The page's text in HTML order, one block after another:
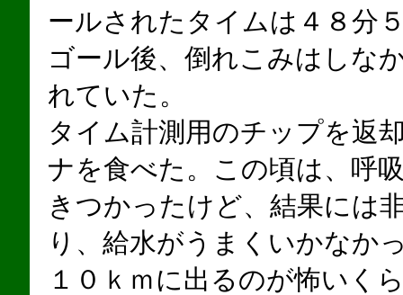
ールされたタイムは４８分
ゴール後、倒れこみはしな
れていた。
タイム計測用のチップを返
ナを食べた。この頃は、呼
きつかったけど、結果には
り、給水がうまくいかなか
１０ｋｍに出るのが怖いく